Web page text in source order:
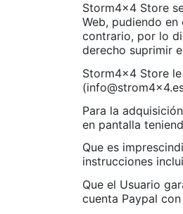
Storm4x4 Store
Web, pudiendo
contrario, por lo
derecho suprimir
Storm4x4 Store
Para la
en pantalla
Que es
instrucciones
Que el Usuario
cuenta Paypal